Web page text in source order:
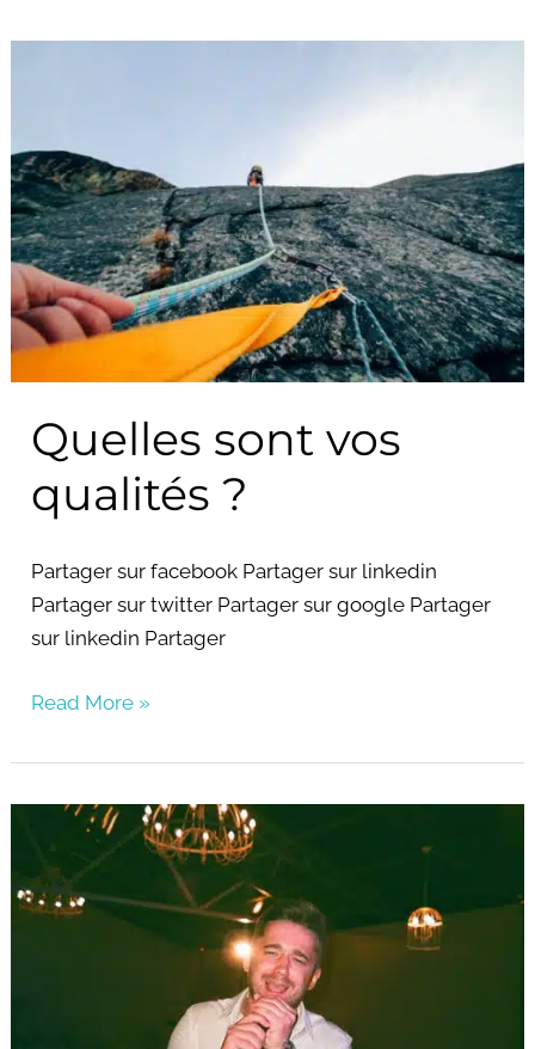
Quelles sont vos
qualités ?
Partager sur facebook Partager sur linkedin
Partager sur twitter Partager sur google Partager
sur linkedin Partager
vos
qualités
?
Read More »
Découvrez
vos
talents